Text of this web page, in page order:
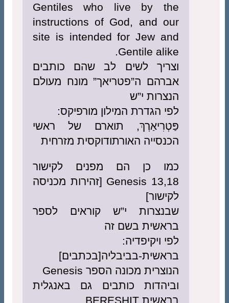
Gentiles who live by the
instructions of God, and our
site is intended for Jew and
Gentile alike.
וצריך לשים לב שהם כותבים
אברהם ה”פטריאך” מונח מעולם
הנצרות י”ש
לפי הגדרת המילון מורפיקס:
פַּטְרִיאַרְךְ, תוארם של ראשי
הכנסייה האורתודוקסית מזרחית
כמו כן הם מפנים לקישור
Genesis 13,18 [זהירות מכניסה
לקישור]
שבנצרות י”ש קוראים לספר
בראשית בשם זה
לפי ויקיפדיה:
בראשית-בביבליה[בכתבים]
הנוצרית מכונה הספר Genesis
וביהדות כותבים גם באנגלית
בראשית BERESHIT